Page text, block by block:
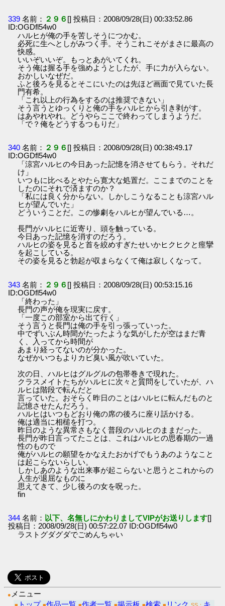
339 名前： ２９６ [] 投稿日：2008/09/28(日) 00:33:52.86
ID:OGDfl54w0
ハルヒが俺の手を苦しそうにつかむ。
必死に生へとしがみつく手。そうこれこそがまさに最高の
快感。
いいぞいいぞ。もっとあがいてくれ。
そう俺は握る手を強めようとしたが、手に力が入らない。
おかしいなぜだ。
ふと後ろを見るとそこにいたのは先ほど画面で見ていた長
門有希。
「これ以上の行為をするのは推奨できない」
そう言うとゆっくりと俺の手をハルヒから引き剥がす。
はあやれやれ。どうやらここで終わってしまうようだ。
「で？俺をどうするつもりだ」
340 名前： ２９６ [] 投稿日：2008/09/28(日) 00:38:49.17
ID:OGDfl54w0
「涼宮ハルヒの今日あった記憶を消させてもらう。それだ
け」
いつもに比べるとやたら寛大な処置だ。ここまでのことを
したのにそれで済ますのか？
「私には良く分からない。しかしこうなることも涼宮ハル
ヒが望んでいた」
どういうことだ。この惨劇をハルヒが望んでいる…。
長門がハルヒに近寄り、頭を触っている。
今日あった記憶を消すのだろう。
ハルヒの姿を見ると首を絞めすぎたせいかヒクヒクと痙攣
を起こしている。
その姿を見ると勃起が収まらなくて俺は寂しくなって。
343 名前： ２９６ [] 投稿日：2008/09/28(日) 00:53:15.16
ID:OGDfl54w0
「終わった」
長門の声が俺を現実に戻す。
「一度この部室から出て行く」
そう言うと長門は俺の手を引っ張っていった。
中でずいぶん時間がたったような気がしたが空はまだ青
く、入ってから時間が
あまり経ってないのが分かった。
なぜかいつもよりカビ臭い風が吹いていた。
次の日、ハルヒはグルグルの包帯巻きで現れた。
クラスメイトたちがハルヒに次々と質問をしていたが、ハ
ルヒは階段で転んだと
言っていた。おそらく昨日のことはハルヒに転んだものと
記憶させたんだろう。
ハルヒはいつもどおり俺の席の後ろに座り話かける。
俺は適当に相槌を打つ。
昨日のような異常さもなく普段のハルヒのままだった。
長門が昨日言ってたことは、これはハルヒの思春期の一過
性のもので
俺がハルヒの願望をかなえたおかげでもうあのようなこと
は起こらないらしい。
しかしあのような出来事が起こらないと思うとこれからの
人生が退屈なものに
思えてきて、少し後ろの女を呪った。
fin
344 名前： 以下、名無しにかわりましてVIPがお送りします[]
投稿日：2008/09/28(日) 00:57:22.07 ID:OGDfl54w0
ラストグダグダでごめんちゃい
● メニュー